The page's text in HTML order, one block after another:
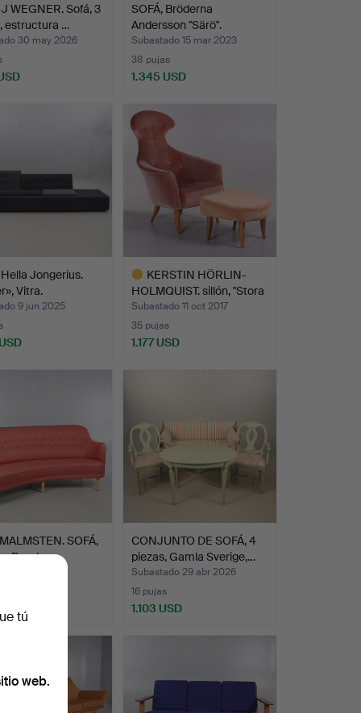
WEGNER. Sofá, 3
estructura …
30 may 2026
SOFÁ, Bröderna
Andersson "Särö".
Subastado 15 mar 2023
38 pujas
1.345 USD
Hella Jongerius.
Vitra.
9 jun 2025
KERSTIN HÖRLIN-
HOLMQUIST. sillón, "Stora
E…
Subastado 11 oct 2017
35 pujas
1.177 USD
SOFÁ,
Rund.
CONJUNTO DE SOFÁ, 4
piezas, Gamla Sverige,…
Subastado 29 abr 2026
16 pujas
1.103 USD
tú
web.